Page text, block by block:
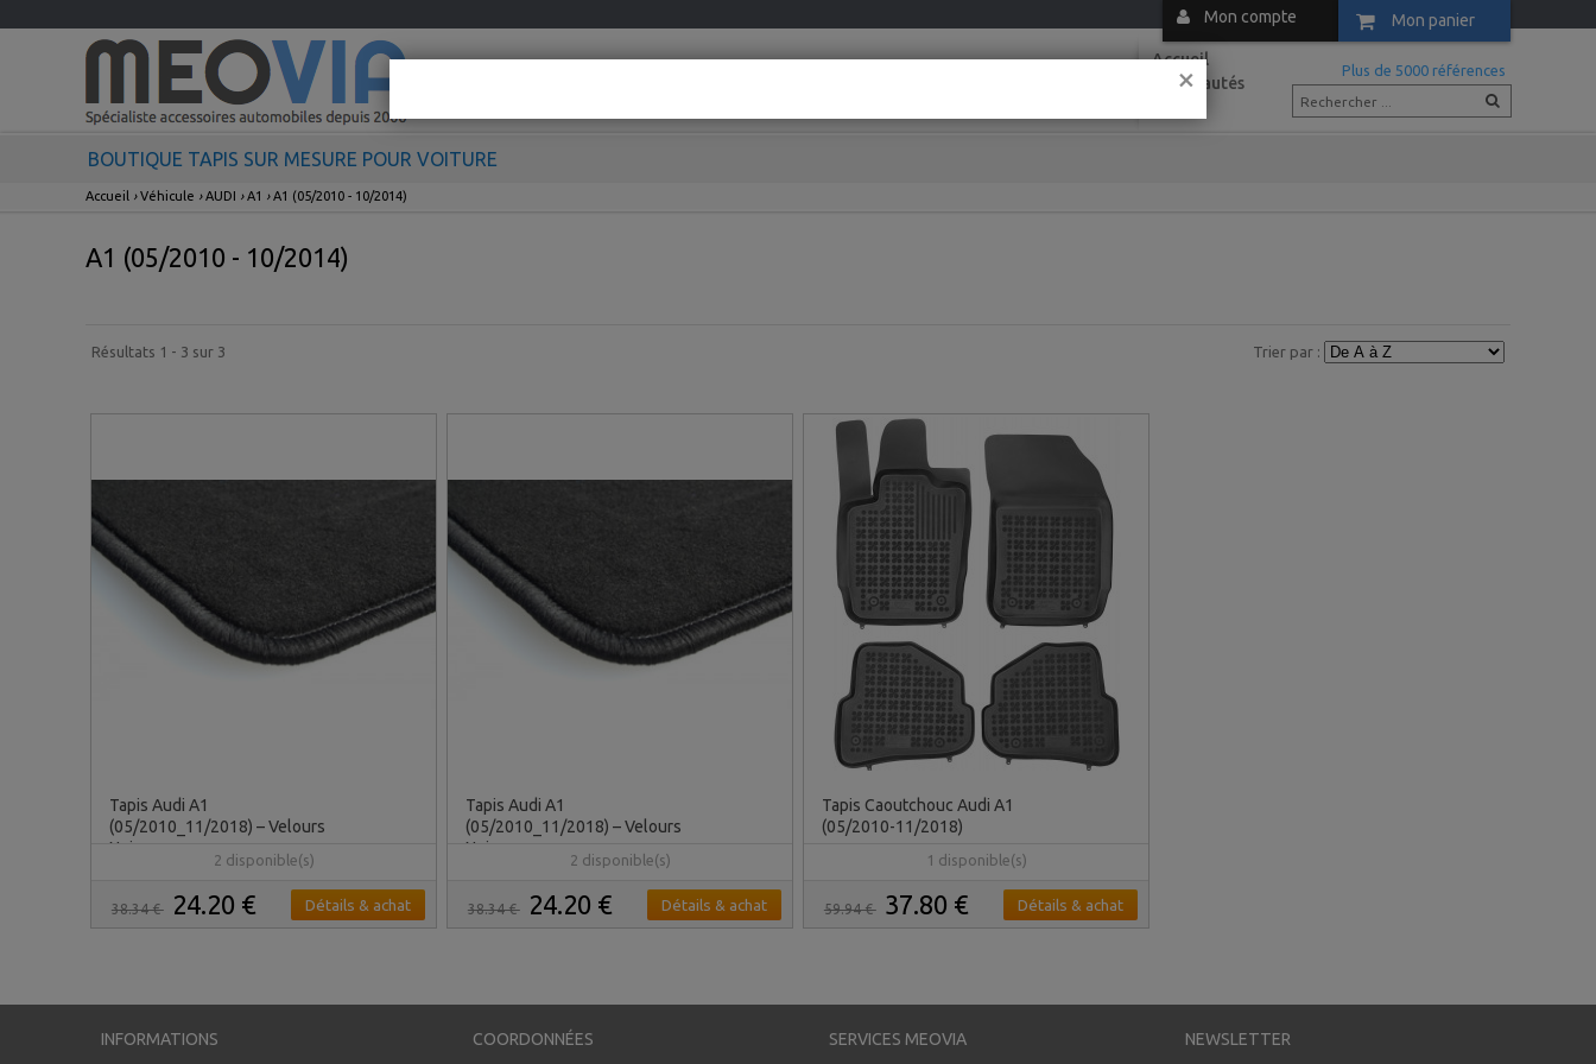
×
Mon compte Mon panier
Accueil
Nouveautés
Plus de 5000 références
BOUTIQUE TAPIS SUR MESURE POUR VOITURE
Accueil ›Véhicule ›AUDI ›A1 ›A1 (05/2010 - 10/2014)
A1 (05/2010 - 10/2014)
Résultats 1 - 3 sur 3 Trier par :
Tapis Audi A1
(05/2010_11/2018) – Velours
Noir
2 disponible(s)
38.34 € 24.20 € Détails & achat
Tapis Audi A1
(05/2010_11/2018) – Velours
Noir
2 disponible(s)
38.34 € 24.20 € Détails & achat
Tapis Caoutchouc Audi A1
(05/2010-11/2018)
1 disponible(s)
59.94 € 37.80 € Détails & achat
INFORMATIONS COORDONNÉES SERVICES MEOVIA NEWSLETTER